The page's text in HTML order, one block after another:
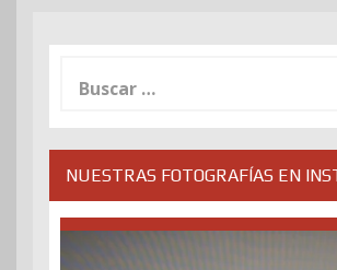
NUESTRAS FOTOGRAFÍAS EN